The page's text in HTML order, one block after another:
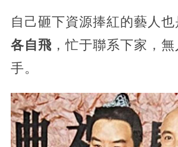
自己砸下資源捧紅的藝人也
各自飛 ，忙于聯系下家，
手。